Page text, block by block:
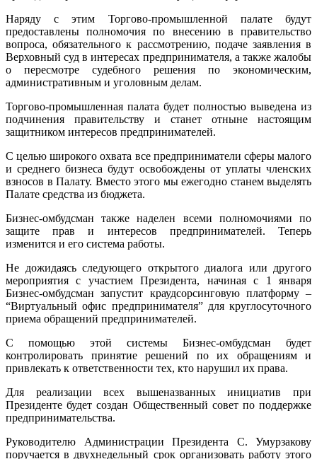
Наряду с этим Торгово-промышленной палате будут
предоставлены полномочия по внесению в правительство
вопроса, обязательного к рассмотрению, подаче заявления в
Верховный суд в интересах предпринимателя, а также жалобы
о пересмотре судебного решения по экономическим,
административным и уголовным делам.
Торгово-промышленная палата будет полностью выведена из
подчинения правительству и станет отныне настоящим
защитником интересов предпринимателей.
С целью широкого охвата все предприниматели сферы малого
и среднего бизнеса будут освобождены от уплаты членских
взносов в Палату. Вместо этого мы ежегодно станем выделять
Палате средства из бюджета.
Бизнес-омбудсман также наделен всеми полномочиями по
защите прав и интересов предпринимателей. Теперь
изменится и его система работы.
Не дожидаясь следующего открытого диалога или другого
мероприятия с участием Президента, начиная с 1 января
Бизнес-омбудсман запустит краудсорсинговую платформу –
“Виртуальный офис предпринимателя” для круглосуточного
приема обращений предпринимателей.
С помощью этой системы Бизнес-омбудсман будет
контролировать принятие решений по их обращениям и
привлекать к ответственности тех, кто нарушил их права.
Для реализации всех вышеназванных инициатив при
Президенте будет создан Общественный совет по поддержке
предпринимательства.
Руководителю Администрации Президента С. Умурзакову
поручается в двухнедельный срок организовать работу этого